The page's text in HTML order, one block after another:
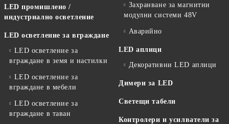
LED промишлено /
индустриално осветление
LED осветление за вграждане
LED осветление за
вграждане в земя и настилки
LED осветление за
вграждане в мебели
LED осветление за
вграждане в таван
Захранване за магнитни
модулни системи 48V
Аварийно
LED аплици
Декоративни LED аплици
Димери за LED
Светещи табели
Контролери и усилватели за